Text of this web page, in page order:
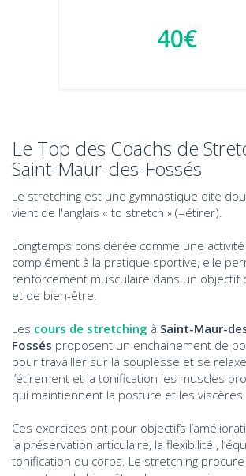
40€
Le Top des Coachs de
Saint-Maur-des-Fossés
Le stretching est une gymnastique dite
vient de l'anglais « to stretch » (=étirer).
Longtemps considérée comme une
complément à la pratique sportive, elle
renforcement musculaire dans un objectif
et de bien-être.
Les cours de stretching à Saint-Maur-
Fossés proposent un enchainement de
pour travailler sur la souplesse et se
l’étirement et la tonification les muscles
qui maintiennent la posture et les viscères
Ces exercices ont pour objectifs
la préservation articulaire, la flexibilité ,
tonification du corps. Le stretching